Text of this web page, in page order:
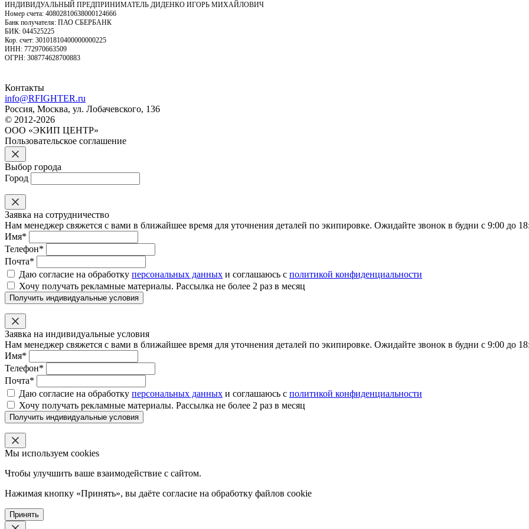
ИНДИВИДУАЛЬНЫЙ ПРЕДПРИНИМАТЕЛЬ ДИДЕНКО ИГОРЬ МИХАЙЛОВИЧ
Номер счета: 40802810638000124666
Банк получателя: ПАО СБЕРБАНК
БИК: 044525225
Кор. счет: 30101810400000000225
ИНН: 772970663509
ОГРН: 308774628700883
Контакты
info@RFIGHTER.ru
Россия, Москва, ул. Лобачевского, 136
© 2012-2026
ООО «ЭКИП ЦЕНТР»
Пользовательское соглашение
Выбор города
Город
Заявка на сотрудничество
Нам менеджер свяжется с вами в ближайшее время для уточнения деталей по экипировке. Ожидайте звонок в будни с 9:00 до
Имя*
Телефон*
Почта*
Даю согласие на обработку персональных данных и соглашаюсь с политикой конфиденциальности
Хочу получать рекламные материалы. Рассылка не более 2 раз в месяц
Получить индивидуальные условия
Заявка на индивидуальные условия
Нам менеджер свяжется с вами в ближайшее время для уточнения деталей по экипировке. Ожидайте звонок в будни с 9:00 до
Имя*
Телефон*
Почта*
Даю согласие на обработку персональных данных и соглашаюсь с политикой конфиденциальности
Хочу получать рекламные материалы. Рассылка не более 2 раз в месяц
Получить индивидуальные условия
Мы используем cookies
Чтобы улучшить ваше взаимодействие с сайтом.
Нажимая кнопку «Принять», вы даёте согласие на обработку файлов cookie
Принять